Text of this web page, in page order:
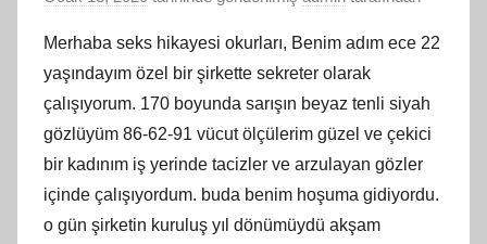
Merhaba seks hikayesi okurları, Benim adım ece 22
yaşındayım özel bir şirkette sekreter olarak
çalışıyorum. 170 boyunda sarışın beyaz tenli siyah
gözlüyüm 86-62-91 vücut ölçülerim güzel ve çekici
bir kadınım iş yerinde tacizler ve arzulayan gözler
içinde çalışıyordum. buda benim hoşuma gidiyordu.
o gün şirketin kuruluş yıl dönümüydü akşam